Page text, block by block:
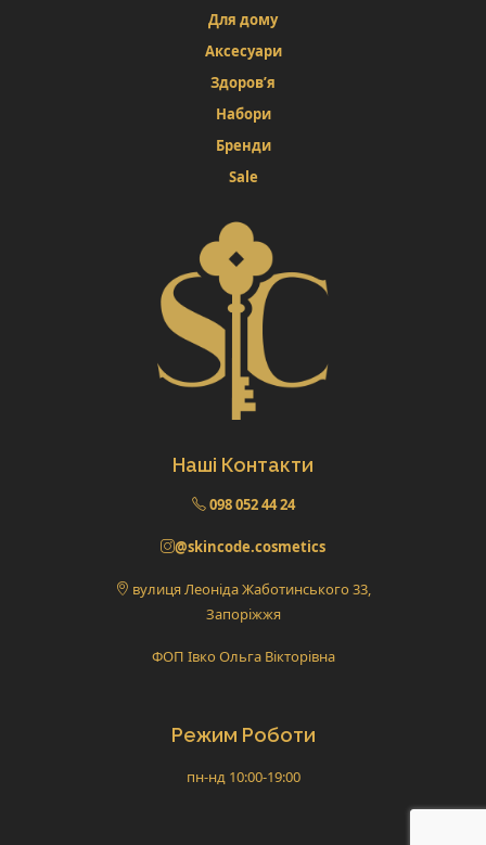
Для дому
Аксесуари
Здоров’я
Набори
Бренди
Sale
Наші Контакти
098 052 44 24
@skincode.cosmetics
вулиця Леоніда Жаботинського 33,
Запоріжжя
ФОП Івко Ольга Вікторівна
Режим Роботи
пн-нд 10:00-19:00